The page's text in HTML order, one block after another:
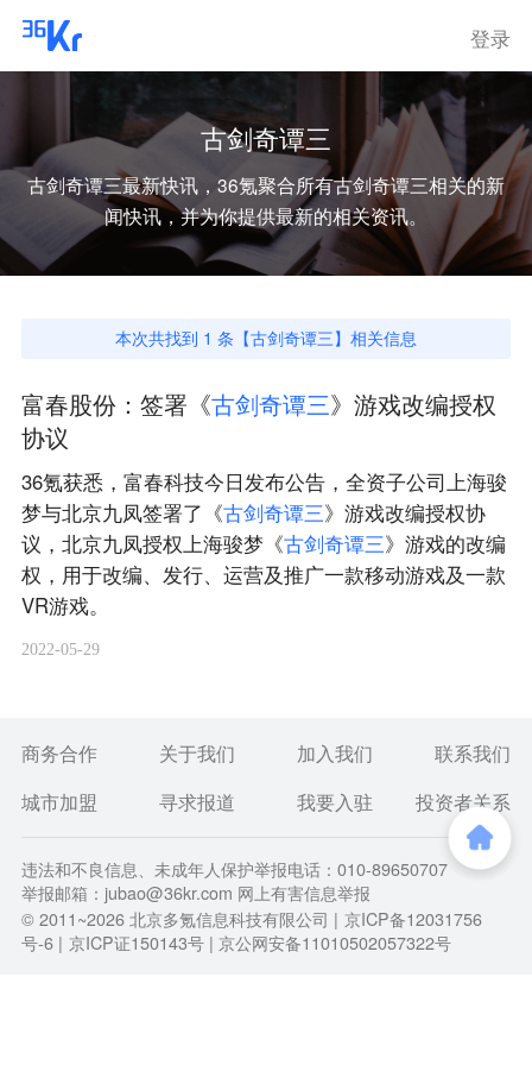
登录
古剑奇谭三
古剑奇谭三最新快讯，36氪聚合所有古剑奇谭三相关的新
闻快讯，并为你提供最新的相关资讯。
本次共找到 1 条【古剑奇谭三】相关信息
富春股份：签署《古剑奇谭三》游戏改编授权
协议
36氪获悉，富春科技今日发布公告，全资子公司上海骏
梦与北京九凤签署了《古剑奇谭三》游戏改编授权协
议，北京九凤授权上海骏梦《古剑奇谭三》游戏的改编
权，用于改编、发行、运营及推广一款移动游戏及一款
VR游戏。
2022-05-29
商务合作 关于我们 加入我们
联系我们
城市加盟
寻求报道 我要入驻 投资者关系
违法和不良信息、未成年人保护举报电话：010-89650707
举报邮箱：jubao@36kr.com 网上有害信息举报
© 2011~2026北京多氪信息科技有限公司 | 京ICP备12031756
号-6 | 京ICP证150143号 | 京公网安备11010502057322号